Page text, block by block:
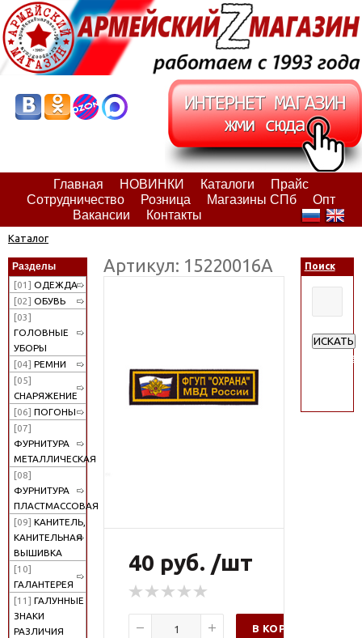
Главная НОВИНКИ Каталоги
Прайс
Сотрудничество
Розница Магазины СПб
Опт
Вакансии
Контакты
Каталог
Разделы
[01] ОДЕЖДА
[02] ОБУВЬ
[03]
ГОЛОВНЫЕ
УБОРЫ
[04] РЕМНИ
[05]
СНАРЯЖЕНИЕ
[06] ПОГОНЫ
[07]
ФУРНИТУРА
МЕТАЛЛИЧЕСКАЯ
[08]
ФУРНИТУРА
ПЛАСТМАССОВАЯ
[09] КАНИТЕЛЬ,
КАНИТЕЛЬНАЯ
ВЫШИВКА
[10]
ГАЛАНТЕРЕЯ
[11] ГАЛУННЫЕ
ЗНАКИ
РАЗЛИЧИЯ
Артикул: 15220016А
40 руб. /шт
В КОРЗИНУ
Поиск
ИСКАТЬ